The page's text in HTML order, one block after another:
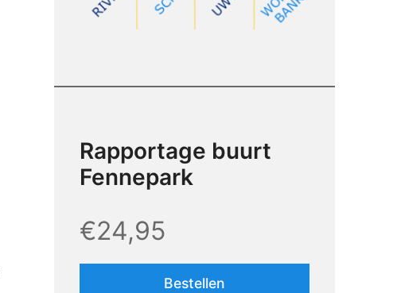
Rapportage buurt
Fennepark
€24,95
Bestellen